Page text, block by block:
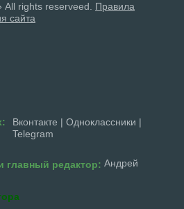
All rights reserveed. Правила
сайта
Вконтакте | Одноклассники |
Telegram
главный редактор: Андрей